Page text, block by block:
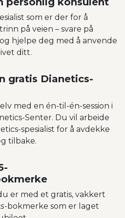
som er der for å
på veien – svare på
hjelpe deg med å anvende
ditt.
gratis Dianetics-
med en én-til-én-session i
Senter. Du vil arbeide
spesialist for å avdekke
tilbake.
er med et gratis, vakkert
-bokmerke som er laget